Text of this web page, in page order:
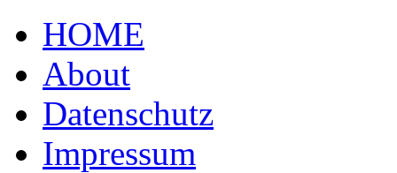
HOME
About
Datenschutz
Impressum